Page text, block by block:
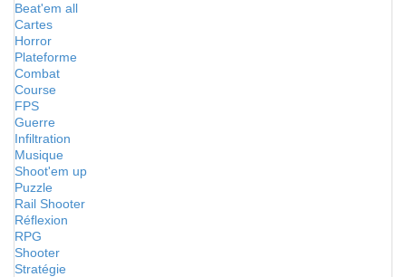
Beat'em all
Cartes
Horror
Plateforme
Combat
Course
FPS
Guerre
Infiltration
Musique
Shoot'em up
Puzzle
Rail Shooter
Réflexion
RPG
Shooter
Stratégie